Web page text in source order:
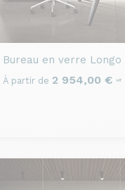
Bureau en verre Longo
À partir de 2 954,00 € HT